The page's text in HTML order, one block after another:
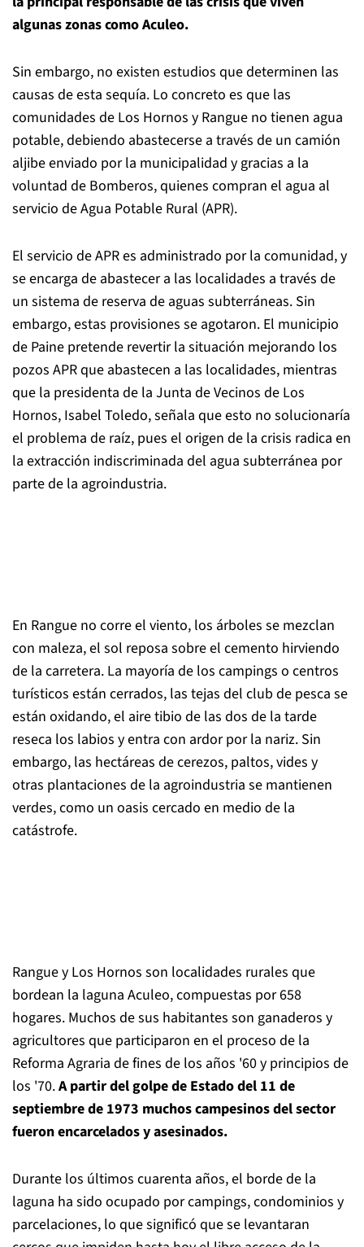
algunas zonas como Aculeo.
Sin embargo, no existen estudios que determinen las
causas de esta sequía. Lo concreto es que las
comunidades de Los Hornos y Rangue no tienen agua
potable, debiendo abastecerse a través de un camión
aljibe enviado por la municipalidad y gracias a la
voluntad de Bomberos, quienes compran el agua al
servicio de Agua Potable Rural (APR).
El servicio de APR es administrado por la comunidad, y
se encarga de abastecer a las localidades a través de
un sistema de reserva de aguas subterráneas. Sin
embargo, estas provisiones se agotaron. El municipio
de Paine pretende revertir la situación mejorando los
pozos APR que abastecen a las localidades, mientras
que la presidenta de la Junta de Vecinos de Los
Hornos, Isabel Toledo, señala que esto no solucionaría
el problema de raíz, pues el origen de la crisis radica en
la extracción indiscriminada del agua subterránea por
parte de la agroindustria.
En Rangue no corre el viento, los árboles se mezclan
con maleza, el sol reposa sobre el cemento hirviendo
de la carretera. La mayoría de los campings o centros
turísticos están cerrados, las tejas del club de pesca se
están oxidando, el aire tibio de las dos de la tarde
reseca los labios y entra con ardor por la nariz. Sin
embargo, las hectáreas de cerezos, paltos, vides y
otras plantaciones de la agroindustria se mantienen
verdes, como un oasis cercado en medio de la
catástrofe.
Rangue y Los Hornos son localidades rurales que
bordean la laguna Aculeo, compuestas por 658
hogares. Muchos de sus habitantes son ganaderos y
agricultores que participaron en el proceso de la
Reforma Agraria de fines de los años '60 y principios de
los '70.A partir del golpe de Estado del 11 de
septiembre de 1973 muchos campesinos del sector
fueron encarcelados y asesinados.
Durante los últimos cuarenta años, el borde de la
laguna ha sido ocupado por campings, condominios y
parcelaciones, lo que significó que se levantaran